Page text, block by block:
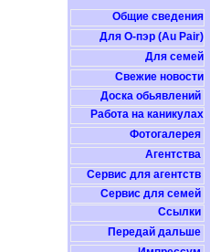
Общие сведения
Для О-пэр (Au Pair)
Для семей
Свежие новости
Доска обьявлений
Работа на каникулах
Фотогалерея
Агентства
Сервис для агентств
Сервис для семей
Ссылки
Передай дальше